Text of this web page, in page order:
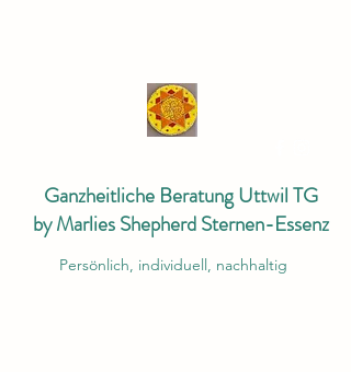
Ganzheitliche Beratung Uttwil TG
by Marlies Shepherd Sternen-Essenz
Persönlich, individuell, nachhaltig